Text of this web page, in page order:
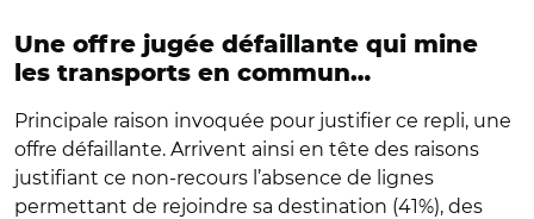
Une offre jugée défaillante qui mine
les transports en commun…
Principale raison invoquée pour justifier ce repli, une
offre défaillante. Arrivent ainsi en tête des raisons
justifiant ce non-recours l’absence de lignes
permettant de rejoindre sa destination (41%), des